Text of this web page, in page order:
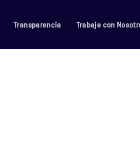
Transparencia Trabaje con